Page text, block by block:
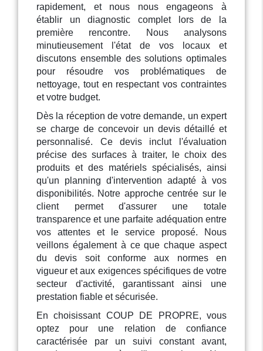
rapidement, et nous nous engageons à
établir un diagnostic complet lors de la
première rencontre. Nous analysons
minutieusement l'état de vos locaux et
discutons ensemble des solutions optimales
pour résoudre vos problématiques de
nettoyage, tout en respectant vos contraintes
et votre budget.
Dès la réception de votre demande, un expert
se charge de concevoir un devis détaillé et
personnalisé. Ce devis inclut l'évaluation
précise des surfaces à traiter, le choix des
produits et des matériels spécialisés, ainsi
qu'un planning d'intervention adapté à vos
disponibilités. Notre approche centrée sur le
client permet d'assurer une totale
transparence et une parfaite adéquation entre
vos attentes et le service proposé. Nous
veillons également à ce que chaque aspect
du devis soit conforme aux normes en
vigueur et aux exigences spécifiques de votre
secteur d'activité, garantissant ainsi une
prestation fiable et sécurisée.
En choisissant COUP DE PROPRE, vous
optez pour une relation de confiance
caractérisée par un suivi constant avant,